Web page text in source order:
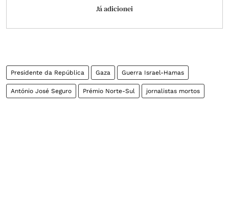
Já adicionei
Presidente da República Gaza Guerra Israel-Hamas
António José Seguro Prémio Norte-Sul jornalistas mortos